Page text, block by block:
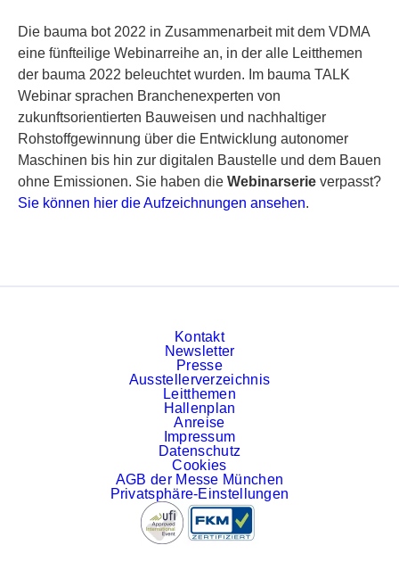
Die bauma bot 2022 in Zusammenarbeit mit dem VDMA
eine fünfteilige Webinarreihe an, in der alle Leitthemen
der bauma 2022 beleuchtet wurden. Im bauma TALK
Webinar sprachen Branchenexperten von
zukunftsorientierten Bauweisen und nachhaltiger
Rohstoffgewinnung über die Entwicklung autonomer
Maschinen bis hin zur digitalen Baustelle und dem Bauen
ohne Emissionen. Sie haben die Webinarserie verpasst?
Sie können hier die Aufzeichnungen ansehen.
Kontakt
Newsletter
Presse
Ausstellerverzeichnis
Leitthemen
Hallenplan
Anreise
Impressum
Datenschutz
Cookies
AGB der Messe München
Privatsphäre-Einstellungen